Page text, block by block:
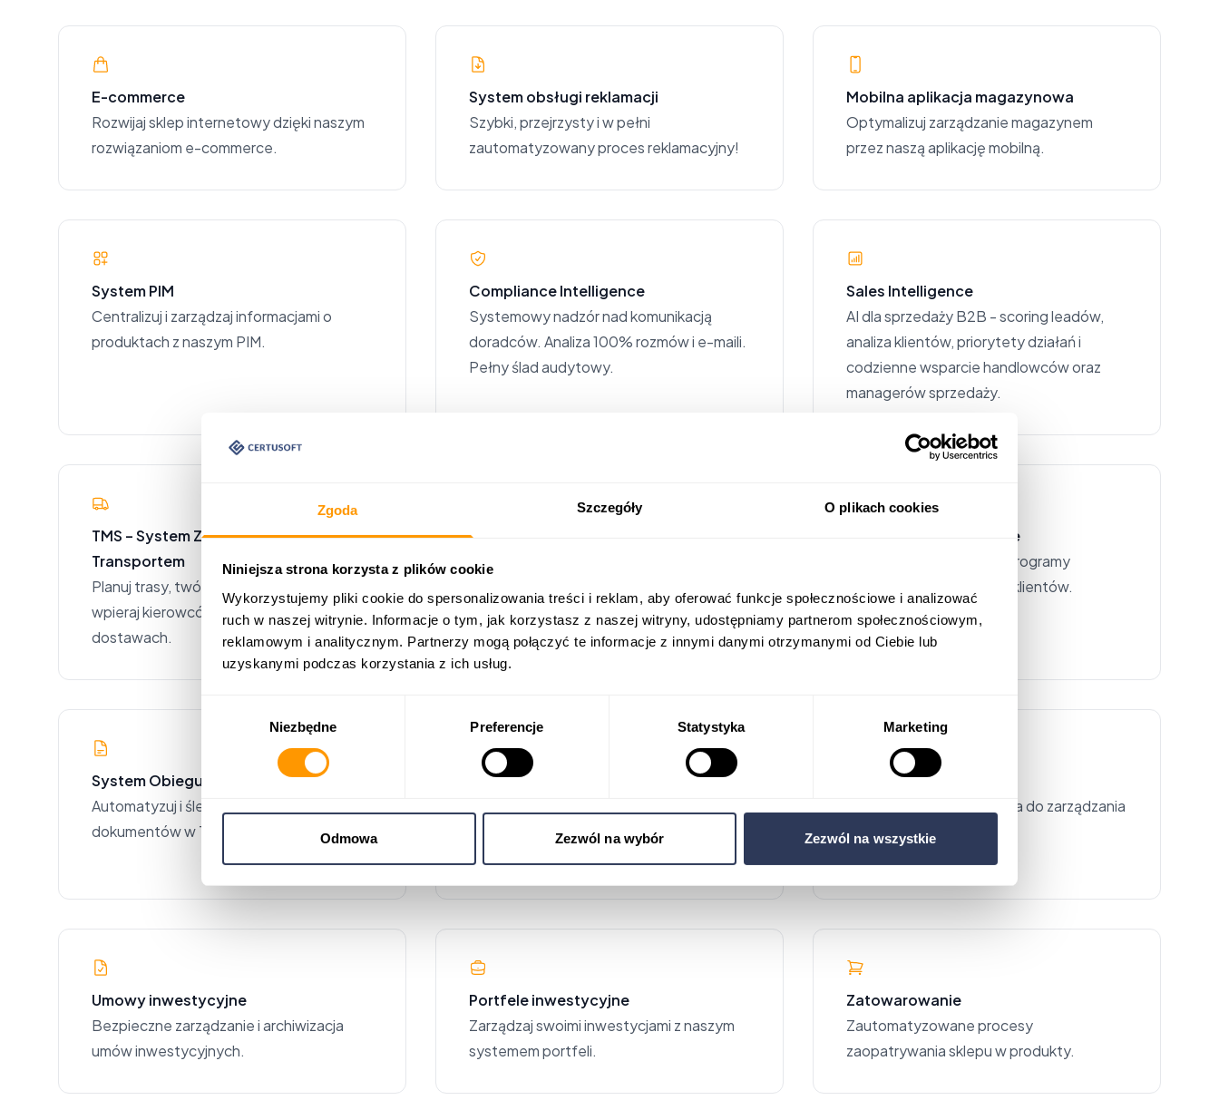
Zgoda Szczegóły O plikach cookies
Niniejsza strona korzysta z plików cookie
Wykorzystujemy pliki cookie do spersonalizowania treści i reklam, aby oferować funkcje społecznościowe i analizować
ruch w naszej witrynie. Informacje o tym, jak korzystasz z naszej witryny, udostępniamy partnerom społecznościowym,
reklamowym i analitycznym. Partnerzy mogą połączyć te informacje z innymi danymi otrzymanymi od Ciebie lub
uzyskanymi podczas korzystania z ich usług.
Niezbędne Preferencje Statystyka Marketing
Odmowa Zezwól na wybór Zezwól na wszystkie
E-commerce
Rozwijaj sklep internetowy dzięki naszym
rozwiązaniom e-commerce.
System obsługi reklamacji
Szybki, przejrzysty i w pełni
zautomatyzowany proces reklamacyjny!
Mobilna aplikacja magazynowa
Optymalizuj zarządzanie magazynem
przez naszą aplikację mobilną.
System PIM
Centralizuj i zarządzaj informacjami o
produktach z naszym PIM.
Compliance Intelligence
Systemowy nadzór nad komunikacją
doradców. Analiza 100% rozmów i e-maili.
Pełny ślad audytowy.
Sales Intelligence
AI dla sprzedaży B2B - scoring leadów,
analiza klientów, priorytety działań i
codzienne wsparcie handlowców oraz
managerów sprzedaży.
TMS – System Zarządzania
Transportem
Planuj trasy, twórz zlecenia transportowe,
wpieraj kierowców, niweluje rozbieżności w
dostawach.
Elektroniczne gazetki promocyjne
Przenieś swoje gazetki promocyjne do
Programy lojalnościowe
Stwórz zaawansowane programy
lojalnościowe dla swoich klientów.
System Obiegu Dokumentów
Automatyzuj i śledź przepływ
dokumentów w Twojej firmie.
Automatyczne zamówienia do
Usprawnij dostawy dzięki automatycznym
Finanse i księgowość
Kompleksowe rozwiązania do zarządzania
finansami i księgowością.
Umowy inwestycyjne
Bezpieczne zarządzanie i archiwizacja
umów inwestycyjnych.
Portfele inwestycyjne
Zarządzaj swoimi inwestycjami z naszym
systemem portfeli.
Zatowarowanie
Zautomatyzowane procesy
zaopatrywania sklepu w produkty.